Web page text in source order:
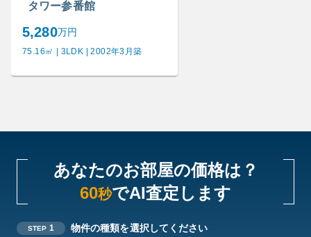
タワー参番館
5,280万円
75.16㎡ | 3LDK | 2002年3月築
あなたのお部屋の価格は？
60秒でAI査定します
STEP 1 物件の種類を選択してください